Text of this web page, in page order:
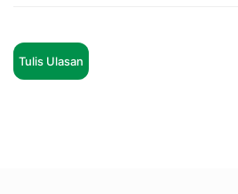
Tulis Ulasan